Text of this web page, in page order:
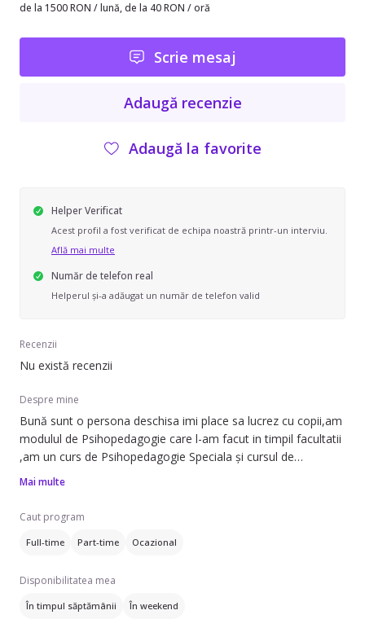
de la 1500 RON / lună, de la 40 RON / oră
Scrie mesaj
Adaugă recenzie
Adaugă la favorite
Helper Verificat
Acest profil a fost verificat de echipa noastră printr-un interviu.
Află mai multe
Număr de telefon real
Helperul și-a adăugat un număr de telefon valid
Recenzii
Nu există recenzii
Despre mine
Bună sunt o persona deschisa imi place sa lucrez cu copii,am
modulul de Psihopedagogie care l-am facut in timpil facultatii
,am un curs de Psihopedagogie Speciala și cursul de
Pedagogia Curativa.
copiii cu dizabilități și în prezent că educatoare.Imi doresc sa
lucrez în continoare cu copii.
Mai multe
Caut program
Full-time Part-time Ocazional
Disponibilitatea mea
În timpul săptămânii În weekend